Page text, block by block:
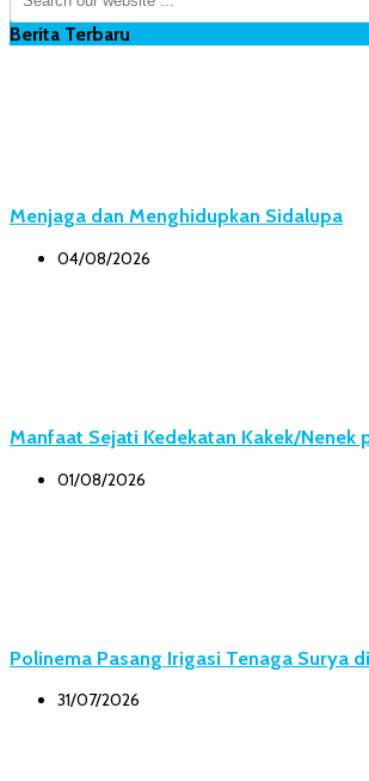
Berita Terbaru
Menjaga dan Menghidupkan Sidalupa
04/08/2026
Manfaat Sejati Kedekatan Kakek/Nenek
01/08/2026
Polinema Pasang Irigasi Tenaga Surya
31/07/2026